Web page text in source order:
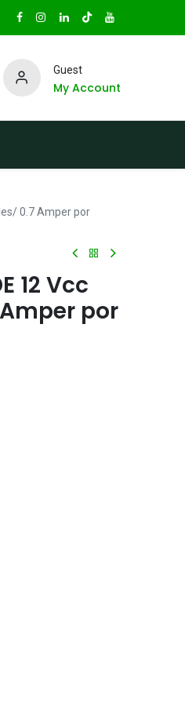
Guest
My Account
0.7 Amper por
12 Vcc
por